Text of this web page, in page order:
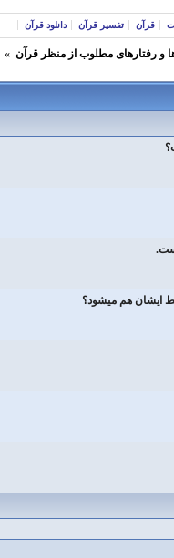
قرآن تفسیر قرآن دانلود قرآن
و رفتارهای مطلوب از منظر قرآن »
ايشان هم ميشود؟